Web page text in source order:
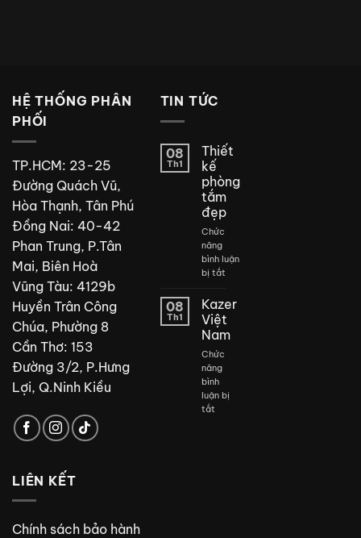
HỆ THỐNG PHÂN
PHỐI
TP.HCM: 23-25
Đường Quách Vũ,
Hòa Thạnh, Tân Phú
Đồng Nai: 40-42
Phan Trung, P.Tân
Mai, Biên Hoà
Vũng Tàu: 4129b
Huyền Trân Công
Chúa, Phường 8
Cần Thơ: 153
Đường 3/2, P.Hưng
Lợi, Q.Ninh Kiều
TIN TỨC
08
Th1
Thiết
kế
phòng
tắm
đẹp
Chức
năng
bình luận
bị tắtở
kế
phòng
tắm
đẹp
08
Th1
Kazer
Việt
Nam
Chức
năng
bình
luận bị
tắtở
LIÊN KẾT
Chính sách bảo hành